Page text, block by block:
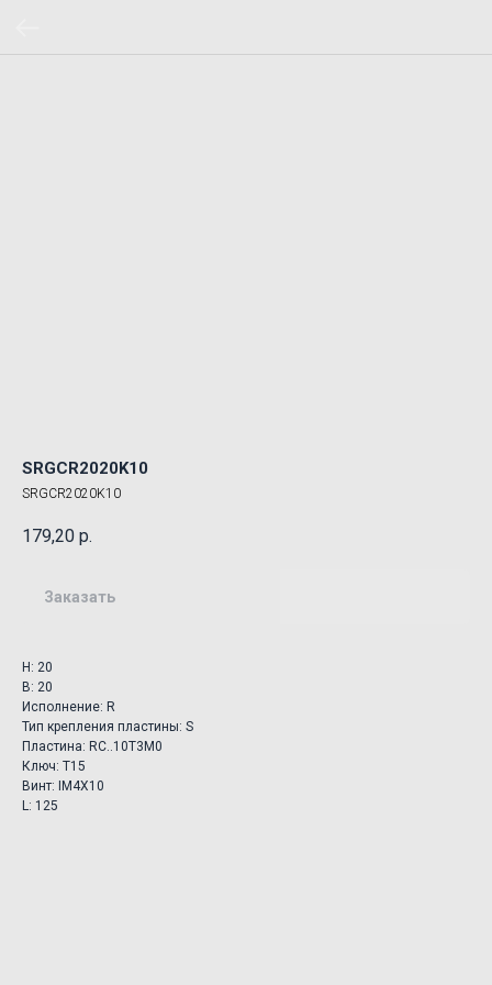
SRGCR2020K10
SRGCR2020K10
179,20 р.
Заказать
H: 20
B: 20
Исполнение: R
Тип крепления пластины: S
Пластина: RC..10T3M0
Ключ: T15
Винт: IM4X10
L: 125